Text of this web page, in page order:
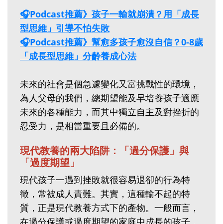
🎧Podcast推薦》孩子一輸就崩潰？用「成長
型思維」引導不怕失敗
🎧Podcast推薦》幫愈多孩子愈沒自信？0-8歲
「成長型思維」分齡養成心法
未來的社會是個急遽變化又富挑戰性的環境，
為人父母的我們，總期望能及早培養孩子適應
未來的各種能力，而其中獨立自主及對挫折的
忍受力，是相當重要且必備的。
現代教養的兩大陷阱：「過分保護」與
「過度期望」
現代孩子一遇到挫敗就很容易退卻的行為特
徵，常被成人責難。其實，這種輸不起的特
質，正是現代教養方式下的產物。一般而言，
在過分保護或過度期望的家庭中成長的孩子，